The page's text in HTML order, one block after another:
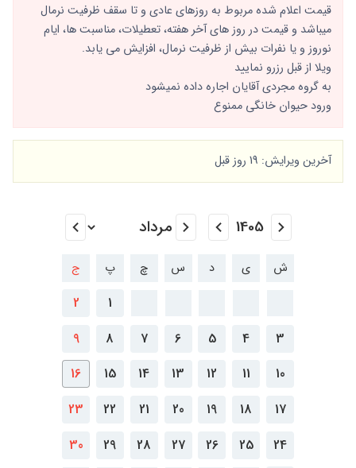
قیمت اعلام شده مربوط به روزهای عادی و تا سقف ظرفیت نرمال
میباشد و قیمت در روز های آخر هفته، تعطیلات، مناسبت ها، ایام
نوروز و یا نفرات بیش از ظرفیت نرمال، افزایش می یابد.
ویلا از قبل رزرو نمایید
به گروه مجردی آقایان اجاره داده نمیشود
ورود حیوان خانگی ممنوع
آخرین ویرایش: 19 روز قبل
ش ی د س چ پ ج
1
2
3
4
5
6
7
8
9
10
11
12
13
14
15
16
17
18
19
20
21
22
23
24
25
26
27
28
29
30